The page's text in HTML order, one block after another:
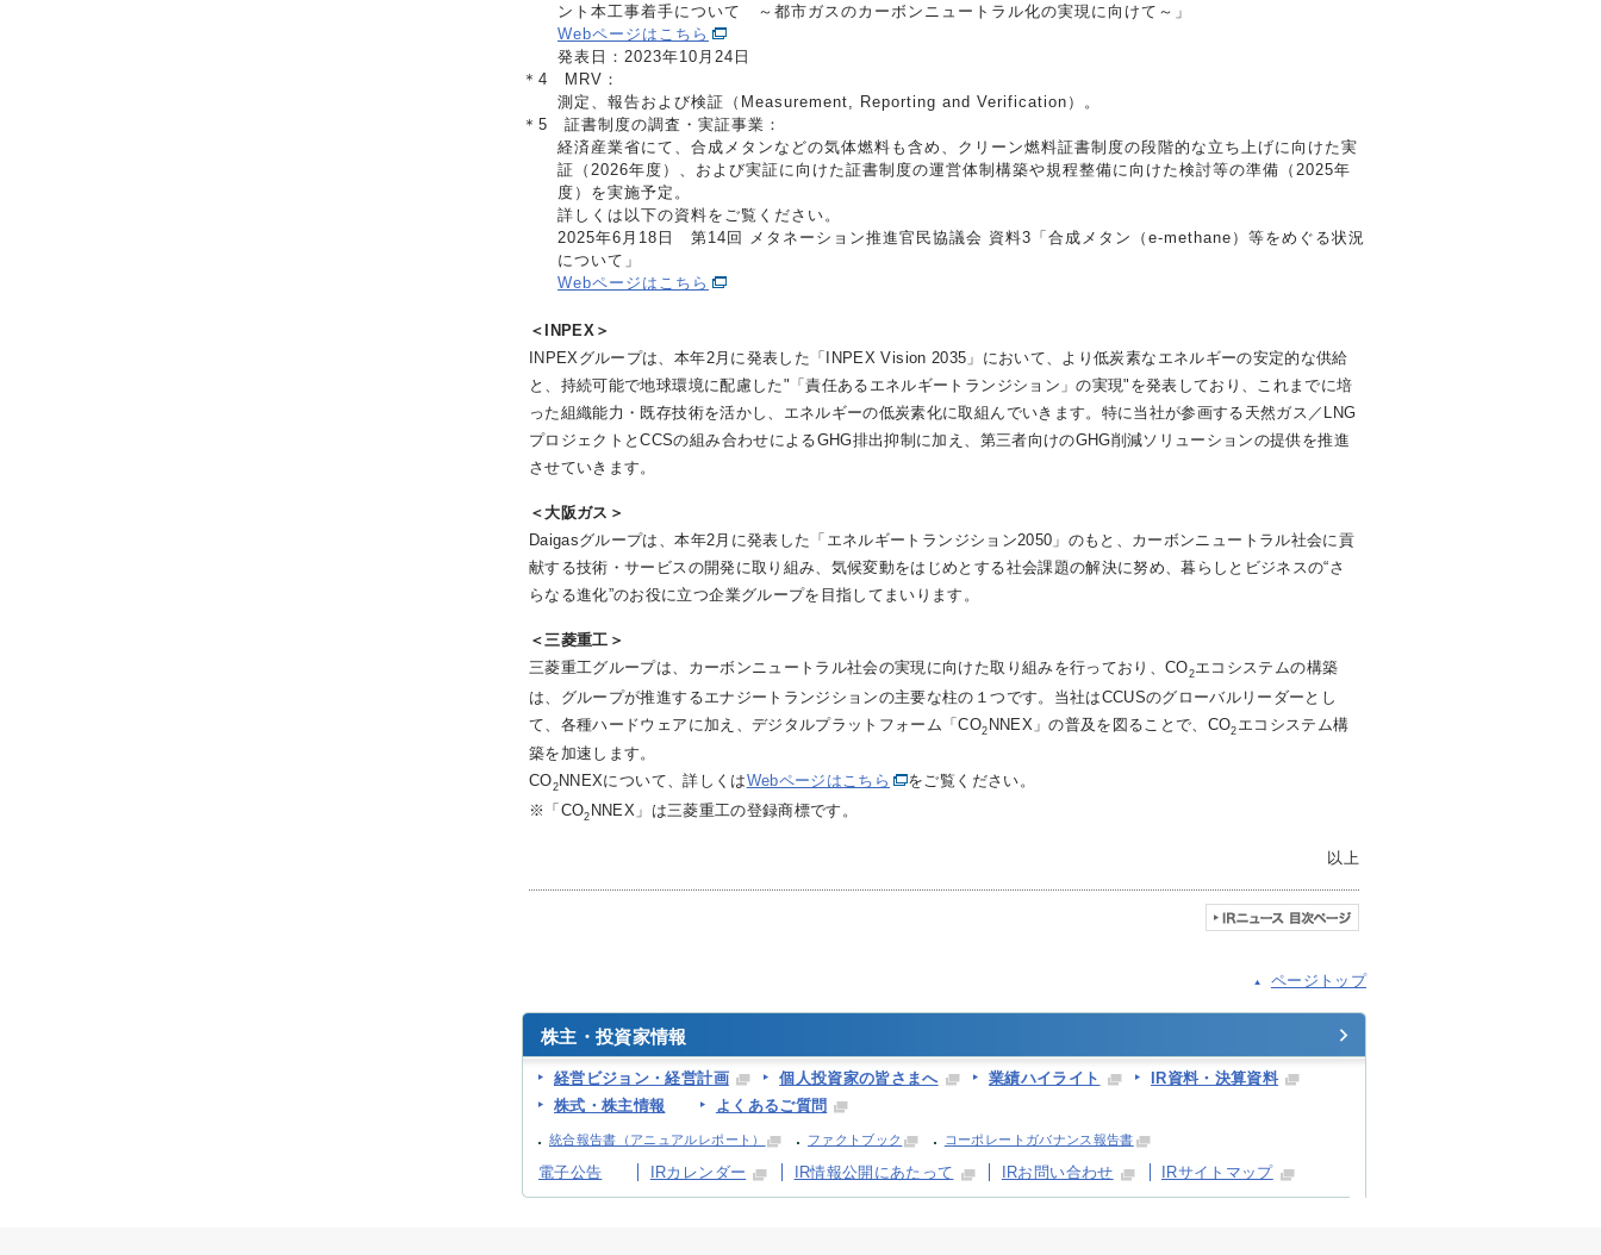
ント本工事着手について ～都市ガスのカーボンニュートラル化の実現に向けて～」
Webページはこちら
発表日：2023年10月24日
＊4 MRV：
測定、報告および検証（Measurement, Reporting and Verification）。
＊5 証書制度の調査・実証事業：
経済産業省にて、合成メタンなどの気体燃料も含め、クリーン燃料証書制度の段階的な立ち上げに向けた実
証（2026年度）、および実証に向けた証書制度の運営体制構築や規程整備に向けた検討等の準備（2025年
度）を実施予定。
詳しくは以下の資料をご覧ください。
2025年6月18日 第14回 メタネーション推進官民協議会 資料3「合成メタン（e-methane）等をめぐる状況
について」
Webページはこちら
＜INPEX＞
INPEXグループは、本年2月に発表した「INPEX Vision 2035」において、より低炭素なエネルギーの安定的な供給
と、持続可能で地球環境に配慮した"「責任あるエネルギートランジション」の実現"を発表しており、これまでに培
った組織能力・既存技術を活かし、エネルギーの低炭素化に取組んでいきます。特に当社が参画する天然ガス／LNG
プロジェクトとCCSの組み合わせによるGHG排出抑制に加え、第三者向けのGHG削減ソリューションの提供を推進
させていきます。
＜大阪ガス＞
Daigasグループは、本年2月に発表した「エネルギートランジション2050」のもと、カーボンニュートラル社会に貢
献する技術・サービスの開発に取り組み、気候変動をはじめとする社会課題の解決に努め、暮らしとビジネスの“さ
らなる進化”のお役に立つ企業グループを目指してまいります。
＜三菱重工＞
三菱重工グループは、カーボンニュートラル社会の実現に向けた取り組みを行っており、CO2エコシステムの構築
は、グループが推進するエナジートランジションの主要な柱の１つです。当社はCCUSのグローバルリーダーとし
て、各種ハードウェアに加え、デジタルプラットフォーム「CO2 NNEX」の普及を図ることで、CO2 エコシステム構
築を加速します。
CO2 NNEXについて、詳しくはWebページはこちら
をご覧ください。
※「CO2 NNEX」は三菱重工の登録商標です。
以上
ページトップ
株主・投資家情報
経営ビジョン・経営計画 個人投資家の皆さまへ 業績ハイライト
IR資料・決算資料
株式・株主情報
よくあるご質問
統合報告書（アニュアルレポート） ファクトブック コーポレートガバナンス報告書
電子公告 IRカレンダー IR情報公開にあたって IRお問い合わせ IRサイトマップ